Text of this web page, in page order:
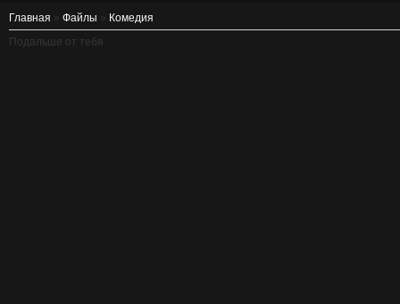
Главная » Файлы » Комедия
Подальше от тебя